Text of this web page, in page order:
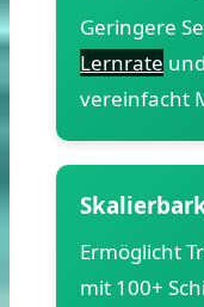
Geringere
Lernrate
vereinfacht
Ermöglicht
mit 100+